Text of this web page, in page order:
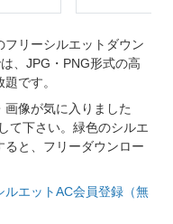
リーシルエットダウン
、JPG・PNG形式の高
です。
像が気に入りました
して下さい。緑色のシルエ
ると、フリーダウンロー
ルエットAC会員登録（無